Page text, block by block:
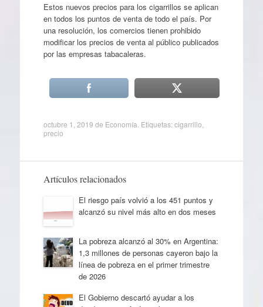
Estos nuevos precios para los cigarrillos se aplican
en todos los puntos de venta de todo el país. Por
una resolución, los comercios tienen prohibido
modificar los precios de venta al público publicados
por las empresas tabacaleras.
octubre 1, 2019 de Economía . Etiquetas:cigarrillo
precio
Artículos relacionados
El riesgo país volvió a los 451 puntos y
alcanzó su nivel más alto en dos meses
La pobreza alcanzó al 30% en Argentina:
1,3 millones de personas cayeron bajo la
línea de pobreza en el primer trimestre
de 2026
El Gobierno descartó ayudar a los